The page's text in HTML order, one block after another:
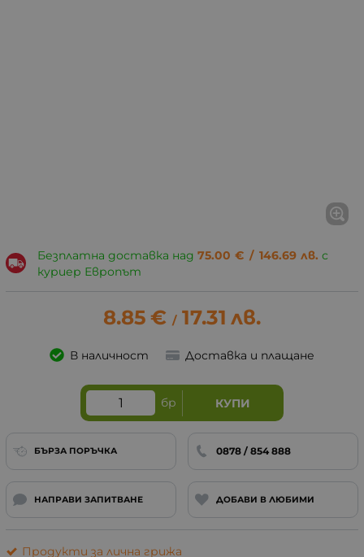
Безплатна доставка над 75.00 € / 146.69 лв. с
куриер Европът
8.85 € / 17.31 лв.
В наличност Доставка и плащане
бр КУПИ
БЪРЗА ПОРЪЧКА 0878 / 854 888
НАПРАВИ ЗАПИТВАНЕ ДОБАВИ В ЛЮБИМИ
Продукти за лична грижа